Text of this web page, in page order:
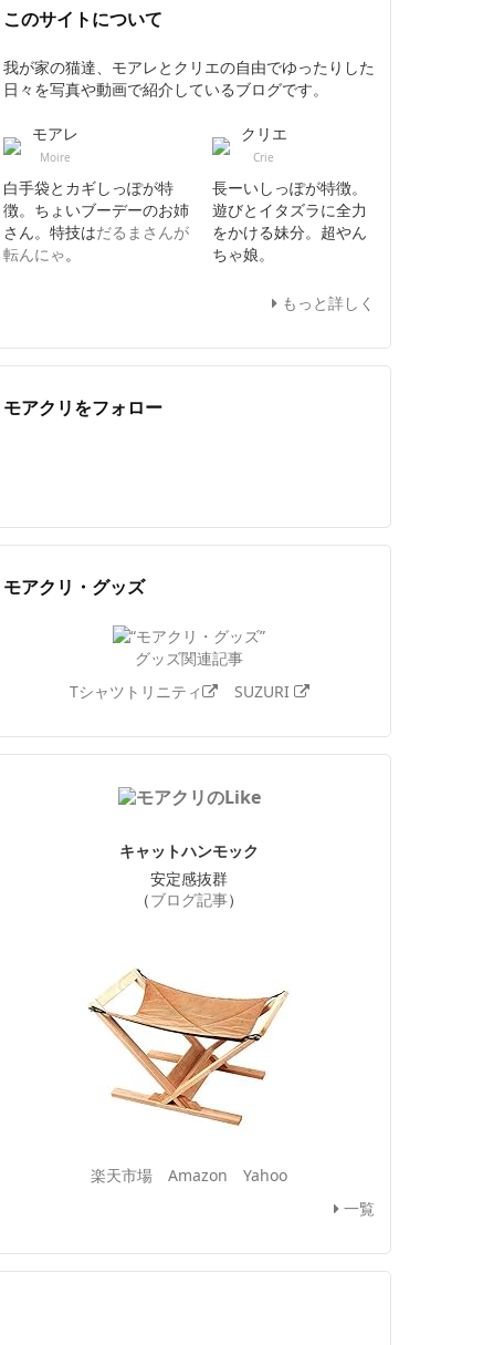
このサイトについて
我が家の猫達、モアレとクリエの自由でゆったりした
日々を写真や動画で紹介しているブログです。
モアレ
Moire
白手袋とカギしっぽが特
徴。ちょいブーデーのお姉
さん。特技はだるまさんが
転んにゃ。
クリエ
Crie
長ーいしっぽが特徴。
遊びとイタズラに全力
をかける妹分。超やん
ちゃ娘。
もっと詳しく
モアクリをフォロー
モアクリ・グッズ
グッズ関連記事
Tシャツトリニティ
SUZURI
キャットハンモック
安定感抜群
（ブログ記事）
楽天市場 Amazon
Yahoo
一覧